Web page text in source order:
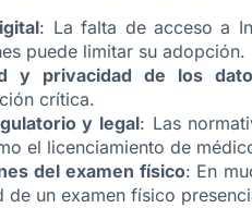
: La falta de acceso a
puede limitar su adopción.
y privacidad de los
crítica.
y legal: Las
el licenciamiento de
del examen físico: En
de un examen físico